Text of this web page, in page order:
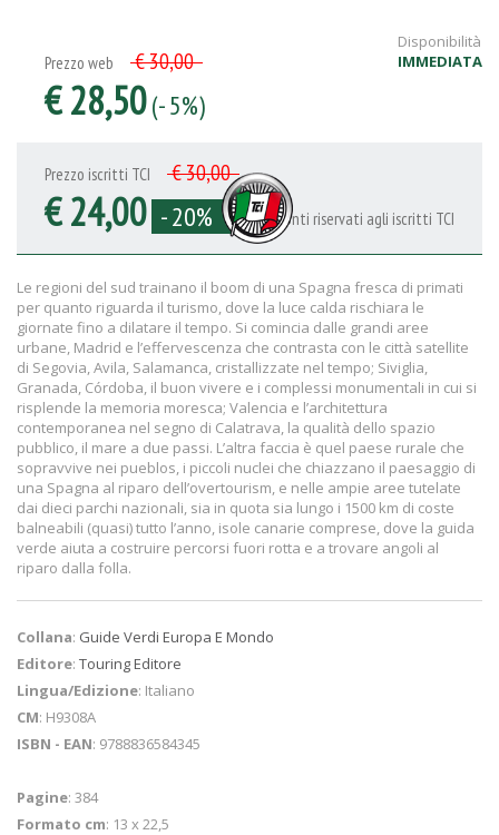
Disponibilità
IMMEDIATA
Prezzo web € 30,00
€ 28,50(- 5%)
Prezzo iscritti TCI € 30,00
€ 24,00 - 20% Sconti riservati agli iscritti TCI
Le regioni del sud trainano il boom di una Spagna fresca di primati
per quanto riguarda il turismo, dove la luce calda rischiara le
giornate fino a dilatare il tempo. Si comincia dalle grandi aree
urbane, Madrid e l’effervescenza che contrasta con le città satellite
di Segovia, Avila, Salamanca, cristallizzate nel tempo; Siviglia,
Granada, Córdoba, il buon vivere e i complessi monumentali in cui si
risplende la memoria moresca; Valencia e l’architettura
contemporanea nel segno di Calatrava, la qualità dello spazio
pubblico, il mare a due passi. L’altra faccia è quel paese rurale che
sopravvive nei pueblos, i piccoli nuclei che chiazzano il paesaggio di
una Spagna al riparo dell’overtourism, e nelle ampie aree tutelate
dai dieci parchi nazionali, sia in quota sia lungo i 1500 km di coste
balneabili (quasi) tutto l’anno, isole canarie comprese, dove la guida
verde aiuta a costruire percorsi fuori rotta e a trovare angoli al
riparo dalla folla.
Collana: Guide Verdi Europa E Mondo
Editore: Touring Editore
Lingua/Edizione: Italiano
CM: H9308A
ISBN - EAN: 9788836584345
Pagine: 384
Formato cm: 13 x 22,5